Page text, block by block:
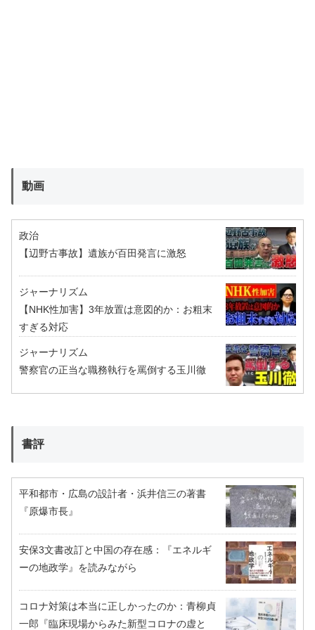
動画
政治
【辺野古事故】遺族が百田発言に激怒
ジャーナリズム
【NHK性加害】3年放置は意図的か：お粗末
すぎる対応
ジャーナリズム
警察官の正当な職務執行を罵倒する玉川徹
書評
平和都市・広島の設計者・浜井信三の著書
『原爆市長』
安保3文書改訂と中国の存在感：『エネルギ
ーの地政学』を読みながら
コロナ対策は本当に正しかったのか：青柳貞
一郎『臨床現場からみた新型コロナの虚と